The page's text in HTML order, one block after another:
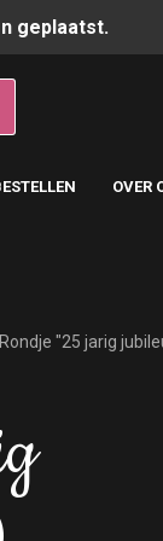
geplaatst.
OVER
"25 jarig